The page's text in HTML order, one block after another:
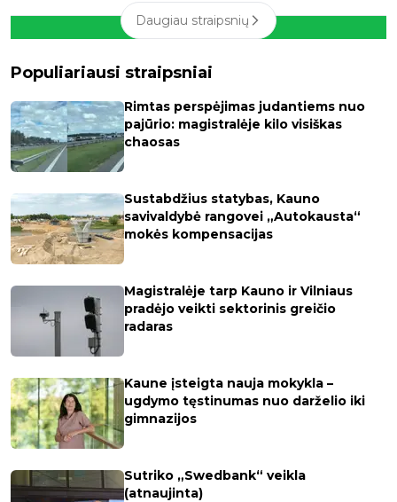
Daugiau straipsnių
Populiariausi straipsniai
Rimtas perspėjimas judantiems nuo
pajūrio: magistralėje kilo visiškas
chaosas
Sustabdžius statybas, Kauno
savivaldybė rangovei „Autokausta“
mokės kompensacijas
Magistralėje tarp Kauno ir Vilniaus
pradėjo veikti sektorinis greičio
radaras
Kaune įsteigta nauja mokykla –
ugdymo tęstinumas nuo darželio iki
gimnazijos
Sutriko „Swedbank“ veikla
(atnaujinta)